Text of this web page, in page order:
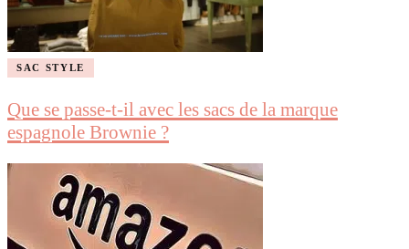
SAC STYLE
Que se passe-t-il avec les sacs de la marque
espagnole Brownie ?